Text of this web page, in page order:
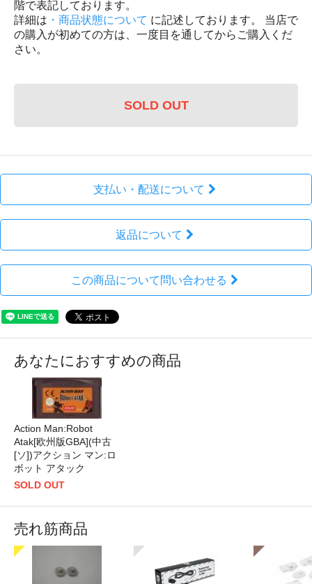
階で表記しております。
詳細は ・商品状態について に記述しております。 当店で
の購入が初めての方は、一度目を通してからご購入くだ
さい。
SOLD OUT
支払い・配送について
返品について
この商品について問い合わせる
あなたにおすすめの商品
Action Man:Robot
Atak[欧州版GBA](中古
[ソ])アクション マン:ロ
ボット アタック
SOLD OUT
売れ筋商品